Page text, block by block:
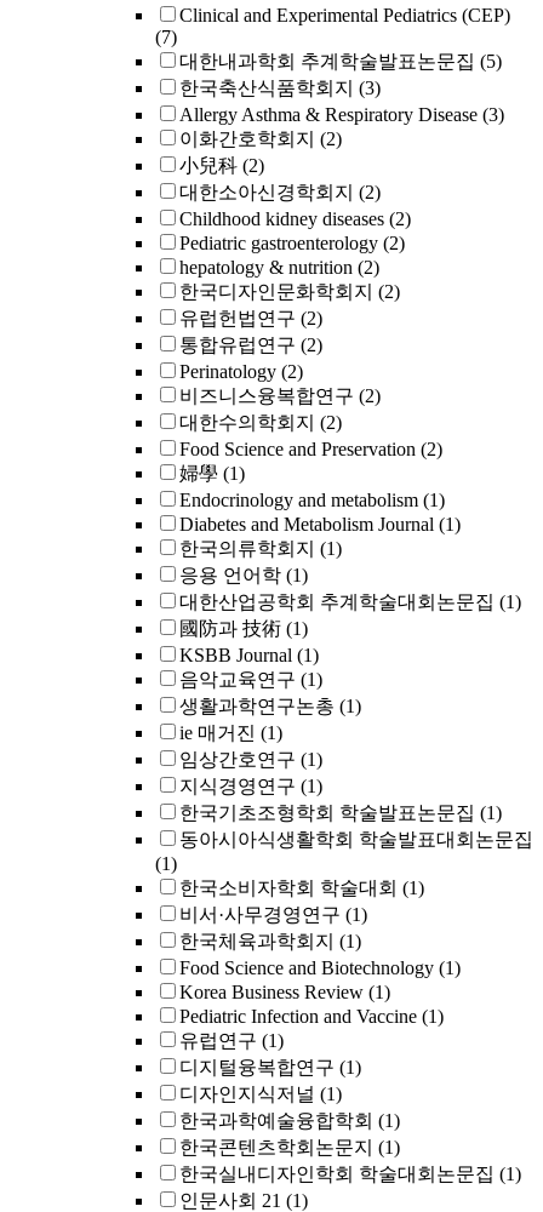
Clinical and Experimental Pediatrics (CEP)
(7)
대한내과학회 추계학술발표논문집 (5)
한국축산식품학회지 (3)
Allergy Asthma & Respiratory Disease (3)
이화간호학회지 (2)
小兒科 (2)
대한소아신경학회지 (2)
Childhood kidney diseases (2)
Pediatric gastroenterology (2)
hepatology & nutrition (2)
한국디자인문화학회지 (2)
유럽헌법연구 (2)
통합유럽연구 (2)
Perinatology (2)
비즈니스융복합연구 (2)
대한수의학회지 (2)
Food Science and Preservation (2)
婦學 (1)
Endocrinology and metabolism (1)
Diabetes and Metabolism Journal (1)
한국의류학회지 (1)
응용 언어학 (1)
대한산업공학회 추계학술대회논문집 (1)
國防과 技術 (1)
KSBB Journal (1)
음악교육연구 (1)
생활과학연구논총 (1)
ie 매거진 (1)
임상간호연구 (1)
지식경영연구 (1)
한국기초조형학회 학술발표논문집 (1)
동아시아식생활학회 학술발표대회논문집
(1)
한국소비자학회 학술대회 (1)
비서·사무경영연구 (1)
한국체육과학회지 (1)
Food Science and Biotechnology (1)
Korea Business Review (1)
Pediatric Infection and Vaccine (1)
유럽연구 (1)
디지털융복합연구 (1)
디자인지식저널 (1)
한국과학예술융합학회 (1)
한국콘텐츠학회논문지 (1)
한국실내디자인학회 학술대회논문집 (1)
인문사회 21 (1)